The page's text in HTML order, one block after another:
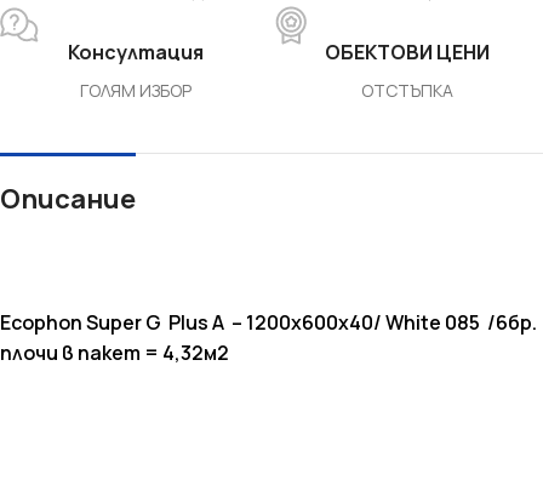
Консултация
ГОЛЯМ ИЗБОР
ОБЕКТОВИ ЦЕНИ
ОТСТЪПКА
Описание
EcophonSuperG Plus A – 1200x600x40/ White 085 /6бр.
плочи в пакет = 4,32м2